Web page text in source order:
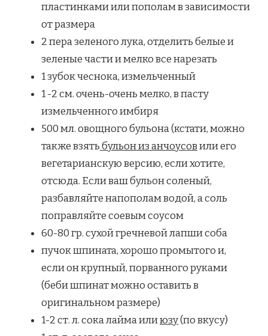
пластинками или пополам в зависимости
от размера
2 пера зеленого лука, отделить белые и
зеленые части и мелко все нарезать
1 зубок чеснока, измельченный
1 -2 см. очень-очень мелко, в пасту
измельченного имбиря
500 мл. овощного бульона (кстати, можно
также взятьбульон из анчоусовили его
вегетарианскую версию, если хотите,
отсюда. Если ваш бульон соленый,
разбавляйте напополам водой, а соль
поправляйте соевым соусом
60-80 гр. сухой гречневой лапши соба
пучок шпината, хорошо промытого и,
если он крупный, порванного руками
(беби шпинат можно оставить в
оригинальном размере)
1-2 ст. л. сока лайма илиюзу(по вкусу)